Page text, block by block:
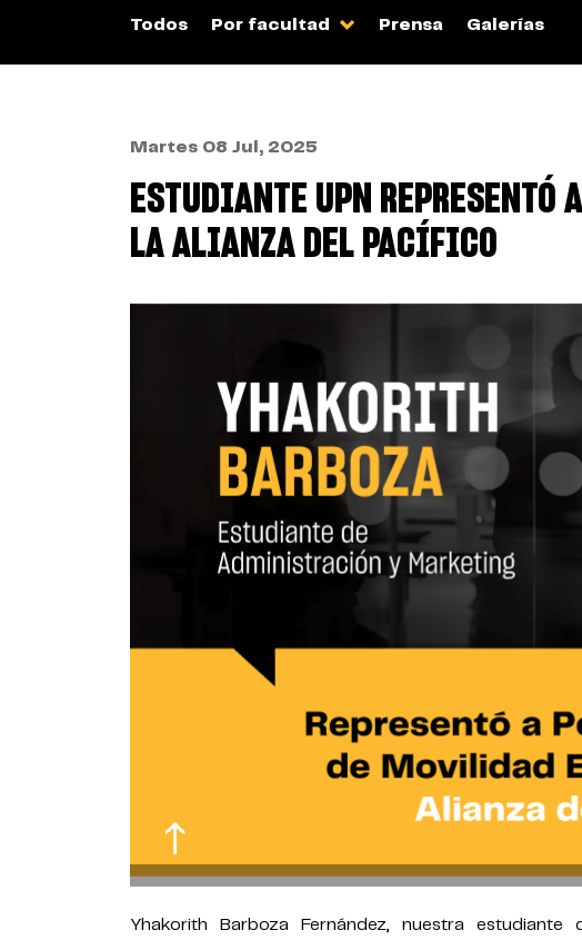
Todos Por facultad Prensa Galerías
Martes 08 Jul, 2025
ESTUDIANTE UPN
LA ALIANZA DEL PACÍFICO
Yhakorith Barboza Fernández, nuestra